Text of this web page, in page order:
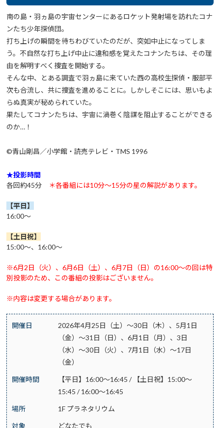
南の島・羽ヵ島の宇宙センターにあるロケット発射場を訪れたコナ
ンたち少年探偵団。
打ち上げの瞬間を待ちわびていたのだが、突如中止になってしま
う。不自然な打ち上げ中止に違和感を覚えたコナンたちは、その理
由を解明すべく捜査を開始する。
そんな中、とある調査で羽ヵ島に来ていた西の高校生探偵・服部平
次も合流し、共に捜査を進めることに。しかしそこには、思いもよ
らぬ真実が秘められていた。
果たしてコナンたちは、宇宙に渦巻く陰謀を阻止することができる
のか…！
©青山剛昌／小学館・読売テレビ・TMS 1996
★投影時間
各回約45分 ＊各番組には10分～15分の星の解説があります。
【平日】
16:00～
【土日祝】
15:00～、16:00～
※6月2日（火）、6月6日（土）、6月7日（日）の16:00～の回は特
別投影のため、この番組の投影はございません。
※内容は変更する場合があります。
開催日
2026年4月25日（土）～30日（木）、5月1日
（金）～31日（日）、6月1日（月）、3日
（水）～30日（火）、7月1日（水）～17日
（金）
開催時間
【平日】16:00～16:45 / 【土日祝】15:00～
15:45 / 16:00～16:45
場所 1F プラネタリウム
対象 どなたでも